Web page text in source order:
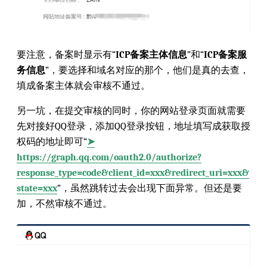
要注意，备案时显示有“ICP备案主体信息”和“ICP备案服
务信息”，要选择和域名对应的那个，他们是真的去查，
填成备案主体就会审核不通过。
另一坑，在提交审核的同时，你的网站登录页面就需要
先对接好QQ登录，添加QQ登录按钮，地址填写成获取授
权码的地址即可“➤
https://graph.qq.com/oauth2.0/authorize?
response_type=code&client_id=xxx&redirect_uri=xxx&
state=xxx”，虽然跳转过去会出现下面异常。但还是要
加，不然审核不通过。